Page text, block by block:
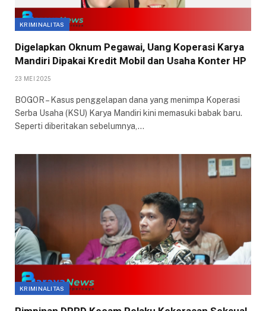
KRIMINALITAS
Digelapkan Oknum Pegawai, Uang Koperasi Karya
Mandiri Dipakai Kredit Mobil dan Usaha Konter HP
23 MEI 2025
BOGOR – Kasus penggelapan dana yang menimpa Koperasi
Serba Usaha (KSU) Karya Mandiri kini memasuki babak baru.
Seperti diberitakan sebelumnya,…
KRIMINALITAS